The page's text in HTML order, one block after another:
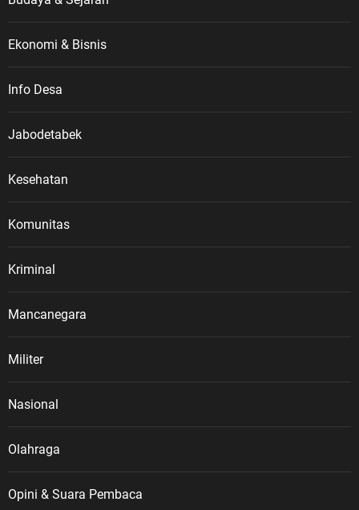
Ekonomi & Bisnis
Info Desa
Jabodetabek
Kesehatan
Komunitas
Kriminal
Mancanegara
Militer
Nasional
Olahraga
Opini & Suara Pembaca